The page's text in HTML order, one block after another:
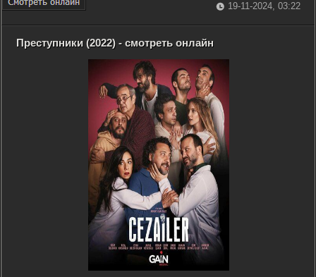
19-11-2024, 03:22
Преступники (2022) - смотреть онлайн